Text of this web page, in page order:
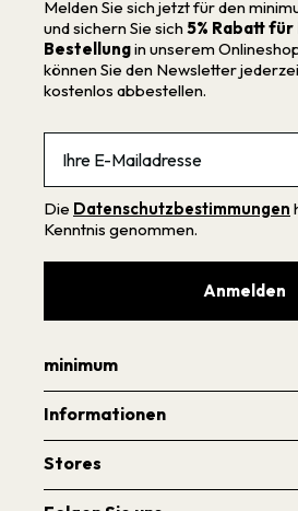
Melden Sie sich jetzt für den
und sichern Sie sich 5% Rabatt
Bestellungin unserem
können Sie den Newsletter
kostenlos abbestellen.
Die Datenschutzbestimmungen
Kenntnis genommen.
Anmelden
minimum
Informationen
Stores